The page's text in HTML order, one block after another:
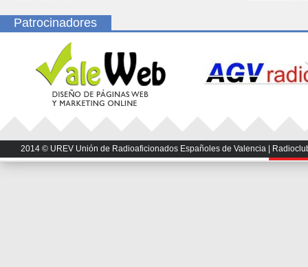
Patrocinadores
2014 © UREV Unión de Radioaficionados Españoles de Valencia |